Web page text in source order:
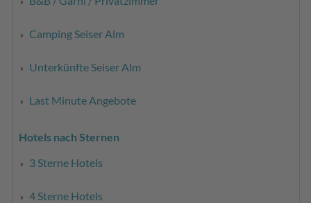
Camping Seiser Alm
Unterkünfte Seiser Alm
Last Minute Angebote
Hotels nach Sternen
3 Sterne Hotels
4 Sterne Hotels